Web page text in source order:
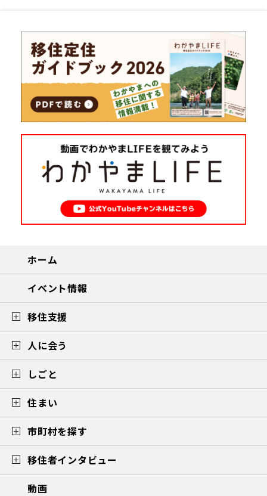
ホーム
イベント情報
移住支援
人に会う
しごと
住まい
市町村を探す
移住者インタビュー
動画